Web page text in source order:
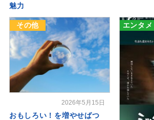
魅力
その他
2026年5月15日
おもしろい！を増やせばつ
エンタメ